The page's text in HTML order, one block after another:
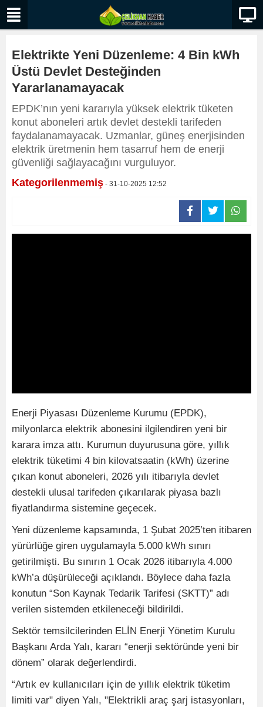
Elektrikte Yeni Düzenleme: 4 Bin kWh
Üstü Devlet Desteğinden
Yararlanamayacak
EPDK’nın yeni kararıyla yüksek elektrik tüketen
konut aboneleri artık devlet destekli tarifeden
faydalanamayacak. Uzmanlar, güneş enerjisinden
elektrik üretmenin hem tasarruf hem de enerji
güvenliği sağlayacağını vurguluyor.
Kategorilenmemiş - 31-10-2025 12:52
Enerji Piyasası Düzenleme Kurumu (EPDK),
milyonlarca elektrik abonesini ilgilendiren yeni bir
karara imza attı. Kurumun duyurusuna göre, yıllık
elektrik tüketimi 4 bin kilovatsaatin (kWh) üzerine
çıkan konut aboneleri, 2026 yılı itibarıyla devlet
destekli ulusal tarifeden çıkarılarak piyasa bazlı
fiyatlandırma sistemine geçecek.
Yeni düzenleme kapsamında, 1 Şubat 2025’ten itibaren
yürürlüğe giren uygulamayla 5.000 kWh sınırı
getirilmişti. Bu sınırın 1 Ocak 2026 itibarıyla 4.000
kWh’a düşürüleceği açıklandı. Böylece daha fazla
konutun “Son Kaynak Tedarik Tarifesi (SKTT)” adı
verilen sistemden etkileneceği bildirildi.
Sektör temsilcilerinden ELİN Enerji Yönetim Kurulu
Başkanı Arda Yalı, kararı “enerji sektöründe yeni bir
dönem” olarak değerlendirdi.
“Artık ev kullanıcıları için de yıllık elektrik tüketim
limiti var" diyen Yalı, "Elektrikli araç şarj istasyonları,